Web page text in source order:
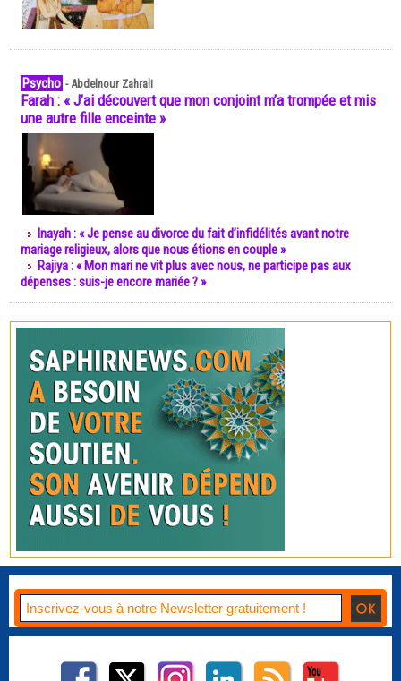
Psycho -Abdelnour Zahrali
Farah : « J’ai découvert que mon conjoint m’a trompée et mis
une autre fille enceinte »
Inayah : « Je pense au divorce du fait d’infidélités avant notre
mariage religieux, alors que nous étions en couple »
Rajiya : « Mon mari ne vit plus avec nous, ne participe pas aux
dépenses : suis-je encore mariée ? »